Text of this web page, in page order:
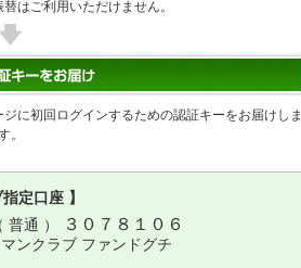
はご利用いただけません。
に初回ログインするための認証キーをお届けしま
。
指定口座 】
通 ）
３０７８１０６
ンクラブ ファンドグチ